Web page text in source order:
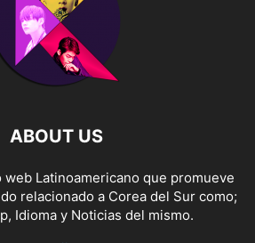
ABOUT US
web Latinoamericano que promueve
relacionado a Corea del Sur como;
Idioma y Noticias del mismo.